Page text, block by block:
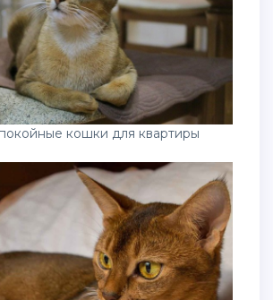
кошки для квартиры